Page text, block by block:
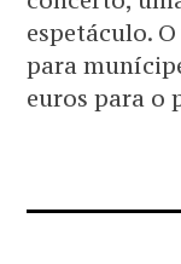
espetáculo.
para
euros para o